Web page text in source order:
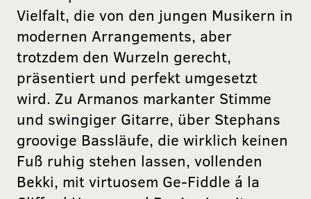
Vielfalt, die von den jungen Musikern in
modernen Arrangements, aber
trotzdem den Wurzeln gerecht,
präsentiert und perfekt umgesetzt
wird. Zu Armanos markanter Stimme
und swingiger Gitarre, über Stephans
groovige Bassläufe, die wirklich keinen
Fuß ruhig stehen lassen, vollenden
Bekki, mit virtuosem Ge-Fiddle á la